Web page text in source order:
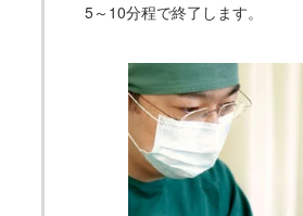
5～10分程で終了します。